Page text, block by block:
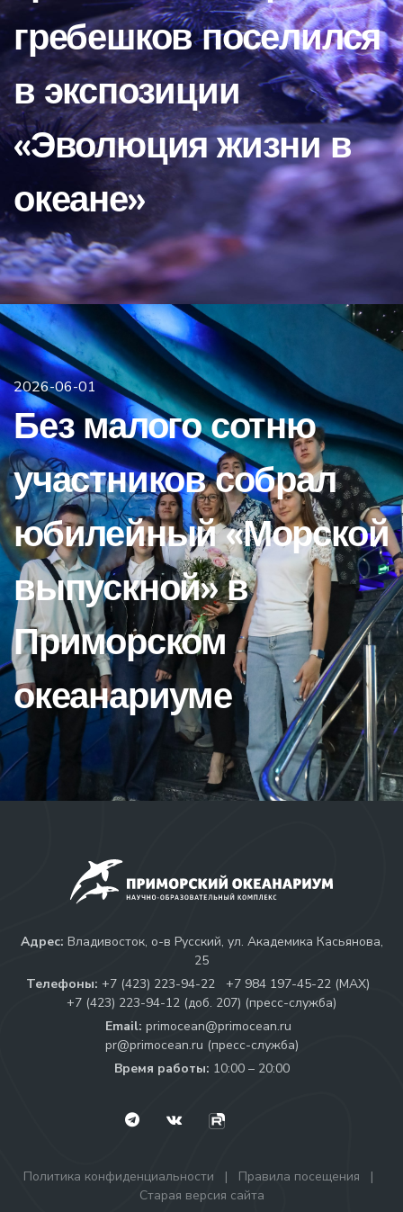
гребешков поселился
в экспозиции
«Эволюция жизни в
океане»
2026-06-01
Без малого сотню
участников собрал
юбилейный «Морской
выпускной» в
Приморском
океанариуме
Адрес: Владивосток, о-в Русский, ул. Академика Касьянова,
25
Телефоны: +7 (423) 223-94-22
+7 984 197-45-22 (МАХ)
+7 (423) 223-94-12 (доб. 207) (пресс-служба)
Email: primocean@primocean.ru
pr@primocean.ru (пресс-служба)
Время работы: 10:00 – 20:00
Политика конфиденциальности | Правила посещения
|
Старая версия сайта